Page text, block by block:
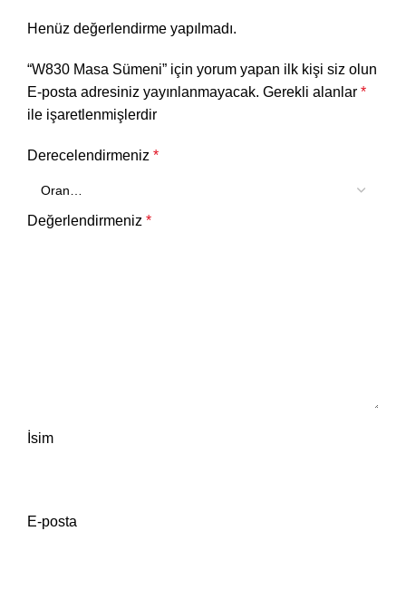
Henüz değerlendirme yapılmadı.
“W830 Masa Sümeni” için yorum yapan ilk kişi siz olun
E-posta adresiniz yayınlanmayacak. Gerekli alanlar *
ile işaretlenmişlerdir
Derecelendirmeniz *
Değerlendirmeniz *
İsim
E-posta